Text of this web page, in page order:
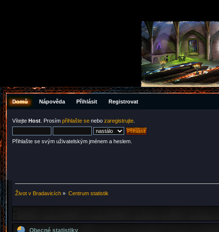
Domů Nápověda Přihlásit Registrovat
Vítejte Host . Prosím přihlašte se nebo zaregistrujte
Přihlašte se svým uživatelským jménem a heslem.
Život v Bradavicích » Centrum statistik
Obecné statistiky